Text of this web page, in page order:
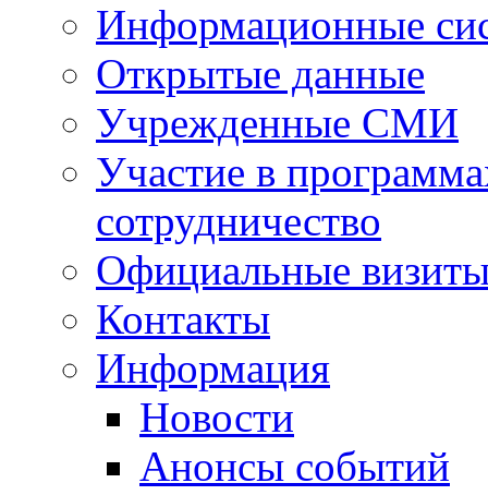
Информационные
Открытые данные
Учрежденные СМИ
Участие в
сотрудничество
Официальные
Контакты
Информация
Новости
Анонсы событий